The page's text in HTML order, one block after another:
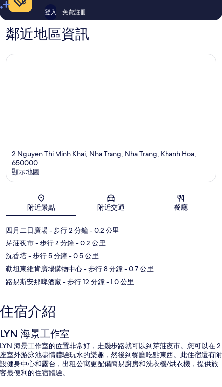
登入 免費註冊
鄰近地區資訊
2 Nguyen Thi Minh Khai, Nha Trang, Nha Trang, Khanh Hoa,
650000
顯示地圖
附近景點 附近交通 餐廳
四月二日廣場- 步行 2 分鐘- 0.2 公里
芽莊夜市- 步行 2 分鐘- 0.2 公里
沈香塔- 步行 5 分鐘- 0.5 公里
勒坦東維肯廣場購物中心- 步行 8 分鐘- 0.7 公里
路易斯安那啤酒廠 - 步行 12 分鐘- 1.0 公里
住宿介紹
LYN 海景工作室
LYN 海景工作室的位置非常好，走幾步路就可以到芽莊夜市。您可以在 2
座室外游泳池盡情體驗玩水的樂趣，然後到餐廳吃點東西。此住宿還有附
設健身中心和露台，出租公寓更配備簡易廚房和洗衣機/烘衣機，提供旅
客最便利的住宿體驗。